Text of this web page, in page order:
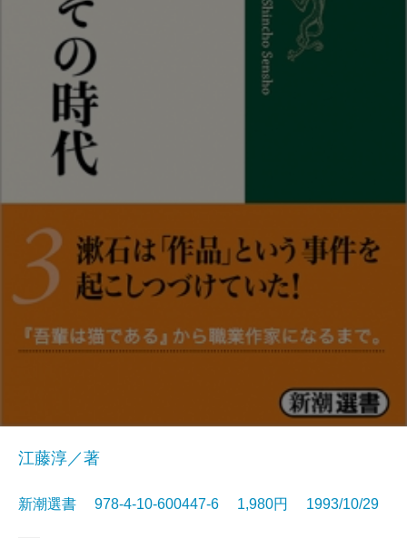
江藤淳／著
新潮選書 978-4-10-600447-6 1,980円 1993/10/29